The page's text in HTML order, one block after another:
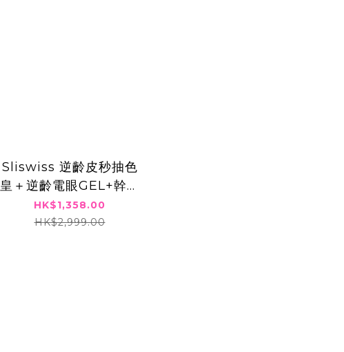
Sliswiss 逆齡皮秒抽色
皇＋逆齡電眼GEL+幹細
胞電眼膜+新版吸塵機＋
矽針GEL加強版3.0＋新
HK$1,358.00
HK$2,999.00